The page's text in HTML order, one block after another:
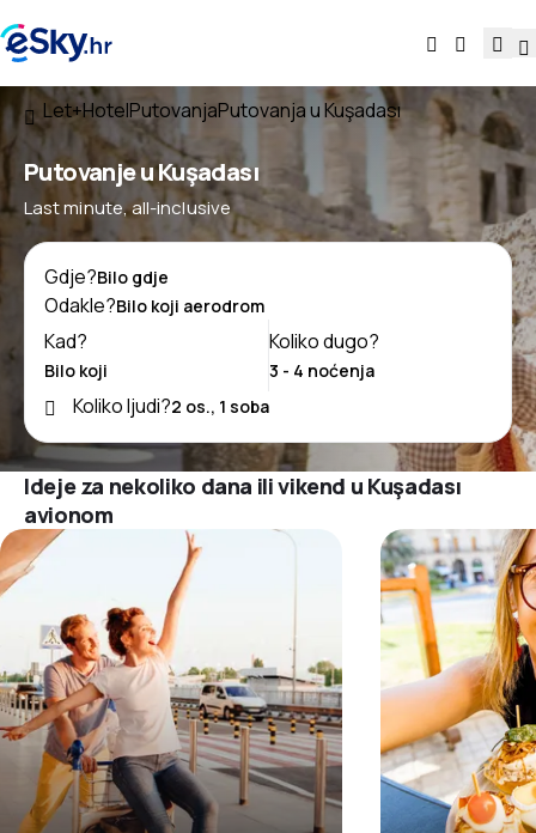
Let+HotelPutovanjaPutovanja u Kuşadası
Putovanje u Kuşadası
Last minute, all-inclusive
Gdje?
Odakle?
Kad?
Koliko dugo?
Koliko ljudi?
Ideje za nekoliko dana ili vikend u Kuşadası
avionom